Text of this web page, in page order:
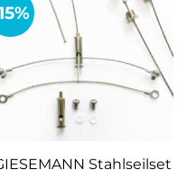
Stahlseilset